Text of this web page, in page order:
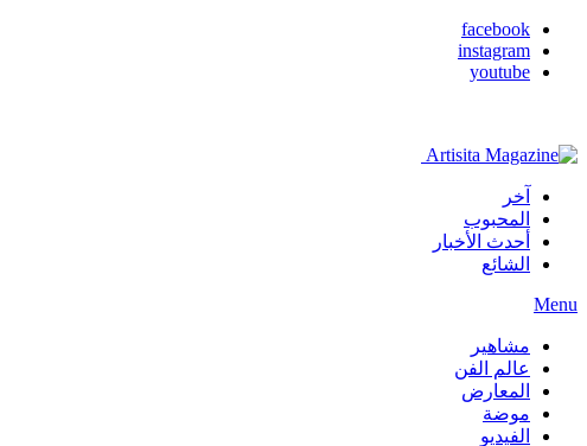
facebook
instagram
youtube
آخر
المحبوب
أحدث الأخبار
الشائع
Menu
مشاهير
عالم الفن
المعارض
موضة
الفيديو